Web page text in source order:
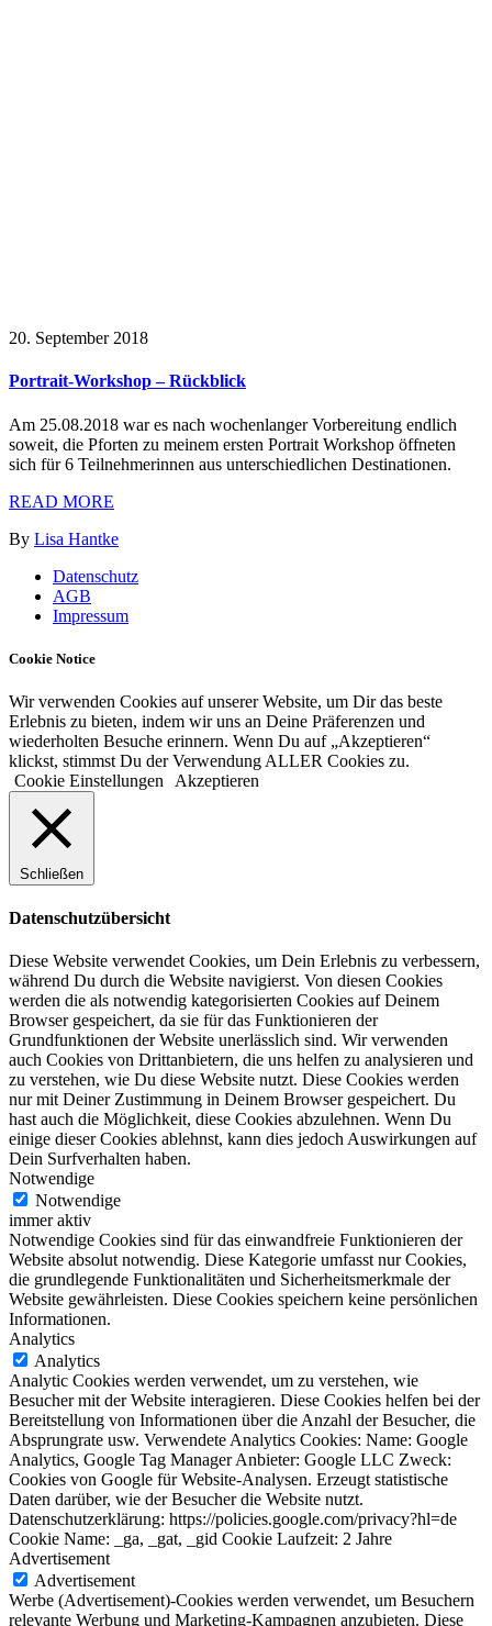
20. September 2018
Portrait-Workshop – Rückblick
Am 25.08.2018 war es nach wochenlanger Vorbereitung endlich
soweit, die Pforten zu meinem ersten Portrait Workshop öffneten
sich für 6 Teilnehmerinnen aus unterschiedlichen Destinationen.
READ MORE
By Lisa Hantke
Datenschutz
AGB
Impressum
Cookie Notice
Wir verwenden Cookies auf unserer Website, um Dir das beste
Erlebnis zu bieten, indem wir uns an Deine Präferenzen und
wiederholten Besuche erinnern. Wenn Du auf „Akzeptieren“
klickst, stimmst Du der Verwendung ALLER Cookies zu.
Cookie Einstellungen
Akzeptieren
Schließen
Datenschutzübersicht
Diese Website verwendet Cookies, um Dein Erlebnis zu verbessern,
während Du durch die Website navigierst. Von diesen Cookies
werden die als notwendig kategorisierten Cookies auf Deinem
Browser gespeichert, da sie für das Funktionieren der
Grundfunktionen der Website unerlässlich sind. Wir verwenden
auch Cookies von Drittanbietern, die uns helfen zu analysieren und
zu verstehen, wie Du diese Website nutzt. Diese Cookies werden
nur mit Deiner Zustimmung in Deinem Browser gespeichert. Du
hast auch die Möglichkeit, diese Cookies abzulehnen. Wenn Du
einige dieser Cookies ablehnst, kann dies jedoch Auswirkungen auf
Dein Surfverhalten haben.
Notwendige
Notwendige
immer aktiv
Notwendige Cookies sind für das einwandfreie Funktionieren der
Website absolut notwendig. Diese Kategorie umfasst nur Cookies,
die grundlegende Funktionalitäten und Sicherheitsmerkmale der
Website gewährleisten. Diese Cookies speichern keine persönlichen
Informationen.
Analytics
Analytics
Analytic Cookies werden verwendet, um zu verstehen, wie
Besucher mit der Website interagieren. Diese Cookies helfen bei der
Bereitstellung von Informationen über die Anzahl der Besucher, die
Absprungrate usw. Verwendete Analytics Cookies: Name: Google
Analytics, Google Tag Manager Anbieter: Google LLC Zweck:
Cookies von Google für Website-Analysen. Erzeugt statistische
Daten darüber, wie der Besucher die Website nutzt.
Datenschutzerklärung: https://policies.google.com/privacy?hl=de
Cookie Name: _ga, _gat, _gid Cookie Laufzeit: 2 Jahre
Advertisement
Advertisement
Werbe (Advertisement)-Cookies werden verwendet, um Besuchern
relevante Werbung und Marketing-Kampagnen anzubieten. Diese